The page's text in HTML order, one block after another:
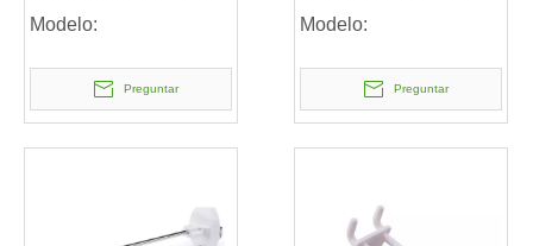
brazo oscilante
Modelo:
Preguntar
forma de U
Modelo:
Preguntar